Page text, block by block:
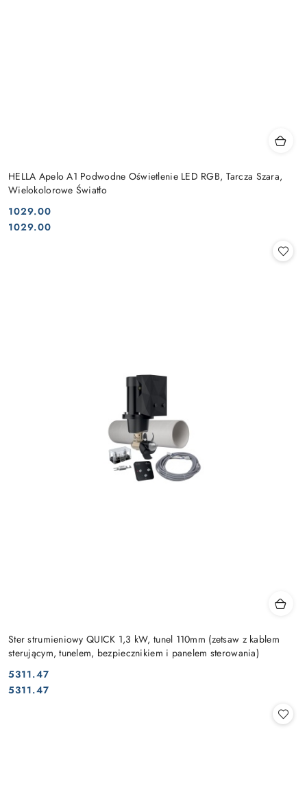
HELLA Apelo A1 Podwodne Oświetlenie LED RGB, Tarcza Szara,
Wielokolorowe Światło
Cena:
1029.00
Cena:
1029.00
Ster strumieniowy QUICK 1,3 kW, tunel 110mm (zetsaw z kablem
sterującym, tunelem, bezpiecznikiem i panelem sterowania)
Cena:
5311.47
Cena:
5311.47